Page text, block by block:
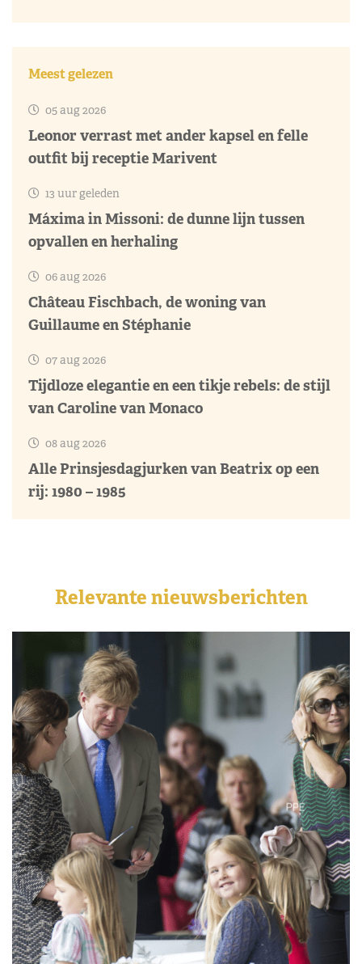
Meest gelezen
05 aug 2026
Leonor verrast met ander kapsel en felle
outfit bij receptie Marivent
13 uur geleden
Máxima in Missoni: de dunne lijn tussen
opvallen en herhaling
06 aug 2026
Château Fischbach, de woning van
Guillaume en Stéphanie
07 aug 2026
Tijdloze elegantie en een tikje rebels: de stijl
van Caroline van Monaco
08 aug 2026
Alle Prinsjesdagjurken van Beatrix op een
rij: 1980 – 1985
Relevante nieuwsberichten